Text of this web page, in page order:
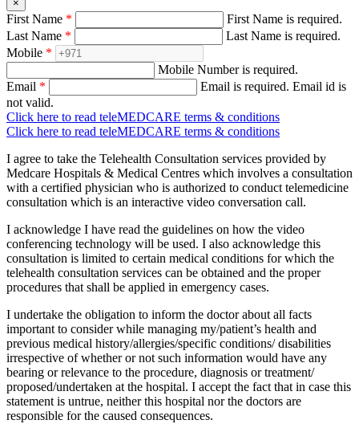
×
First Name *
First Name is required.
Last Name *
Last Name is required.
Mobile *
Mobile Number is required.
Email * Email is required. Email id is
not valid.
Click here to read teleMEDCARE terms & conditions
Click here to read teleMEDCARE terms & conditions
I agree to take the Telehealth Consultation services provided by
Medcare Hospitals & Medical Centres which involves a consultation
with a certified physician who is authorized to conduct telemedicine
consultation which is an interactive video conversation call.
I acknowledge I have read the guidelines on how the video
conferencing technology will be used. I also acknowledge this
consultation is limited to certain medical conditions for which the
telehealth consultation services can be obtained and the proper
procedures that shall be applied in emergency cases.
I undertake the obligation to inform the doctor about all facts
important to consider while managing my/patient’s health and
previous medical history/allergies/specific conditions/ disabilities
irrespective of whether or not such information would have any
bearing or relevance to the procedure, diagnosis or treatment/
proposed/undertaken at the hospital. I accept the fact that in case this
statement is untrue, neither this hospital nor the doctors are
responsible for the caused consequences.